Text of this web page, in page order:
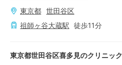
東京都 世田谷区
祖師ヶ谷大蔵駅 徒歩11分
東京都世田谷区喜多見のクリニック